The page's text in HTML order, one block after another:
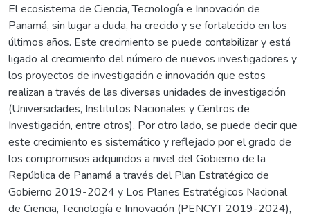
El ecosistema de Ciencia, Tecnología e Innovación de
Panamá, sin lugar a duda, ha crecido y se fortalecido en los
últimos años. Este crecimiento se puede contabilizar y está
ligado al crecimiento del número de nuevos investigadores y
los proyectos de investigación e innovación que estos
realizan a través de las diversas unidades de investigación
(Universidades, Institutos Nacionales y Centros de
Investigación, entre otros). Por otro lado, se puede decir que
este crecimiento es sistemático y reflejado por el grado de
los compromisos adquiridos a nivel del Gobierno de la
República de Panamá a través del Plan Estratégico de
Gobierno 2019-2024 y Los Planes Estratégicos Nacional
de Ciencia, Tecnología e Innovación (PENCYT 2019-2024),